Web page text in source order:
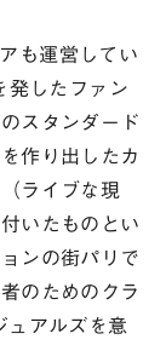
も運営してい
発したファン
スタンダード
作り出したカ
ライブな現
いたものとい
ンの街パリで
のためのクラ
ュアルズを意